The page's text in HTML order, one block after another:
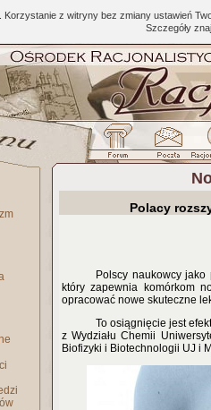
z witryny bez zmiany ustawień
Szczegóły
Polacy
Polscy naukowcy jako
który zapewnia komórkom
opracować nowe skuteczne
To osiągnięcie jest
z Wydziału Chemii
Biofizyki i Biotechnologii UJ i